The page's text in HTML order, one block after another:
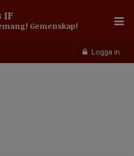
Logga in
IF
Gemenskap!